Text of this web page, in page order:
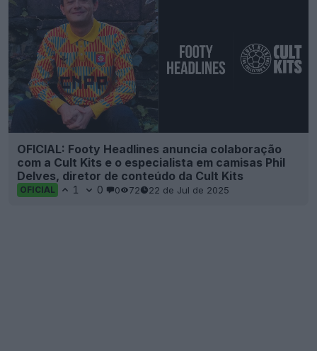
OFICIAL: Footy Headlines anuncia colaboração
com a Cult Kits e o especialista em camisas Phil
Delves, diretor de conteúdo da Cult Kits
OFICIAL 1 0 0 72 22 de Jul de 2025